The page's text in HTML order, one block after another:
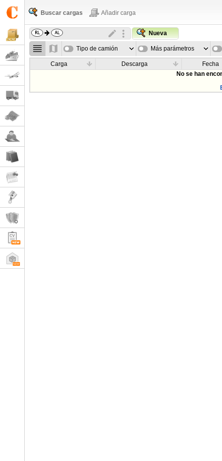
Buscar cargas Añadir carga
Nueva
Tipo de camión Más parámetros
Carga Descarga
Fecha
No se han